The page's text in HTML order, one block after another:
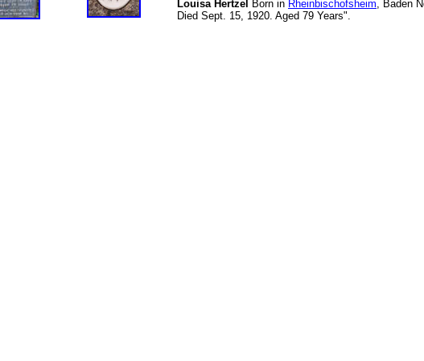
Louisa Hertzel
Born in Rheinbischofsheim, Baden
Died Sept. 15, 1920. Aged 79 Years".